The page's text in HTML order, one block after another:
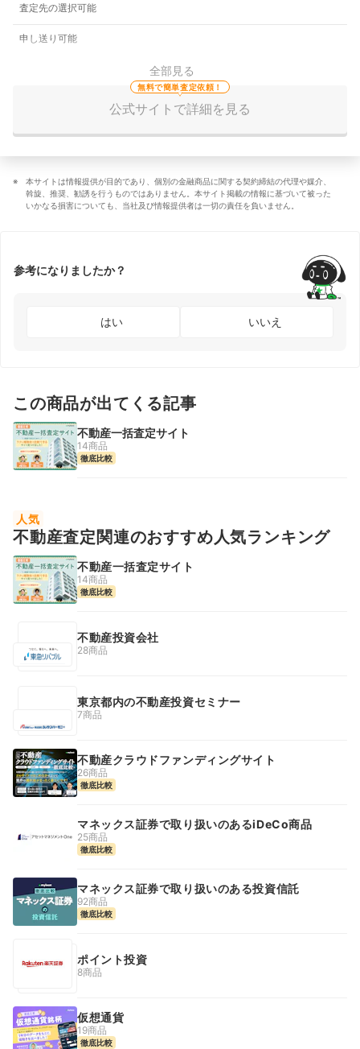
査定先の選択可能
申し送り可能
全部見る
公式サイトで詳細を見る
無料で簡単査定依頼！
本サイトは情報提供が目的であり、個別の金融商品に関する契約締結の代理や媒介、
斡旋、推奨、勧誘を行うものではありません。本サイト掲載の情報に基づいて被った
いかなる損害についても、当社及び情報提供者は一切の責任を負いません。
参考になりましたか？
はい いいえ
この商品が出てくる記事
不動産一括査定サイト
14商品
徹底比較
人気
不動産査定関連のおすすめ人気ランキング
不動産一括査定サイト
14商品
徹底比較
不動産投資会社
28商品
東京都内の不動産投資セミナー
7商品
不動産クラウドファンディングサイト
26商品
徹底比較
マネックス証券で取り扱いのあるiDeCo商品
25商品
徹底比較
マネックス証券で取り扱いのある投資信託
92商品
徹底比較
ポイント投資
8商品
仮想通貨
19商品
徹底比較